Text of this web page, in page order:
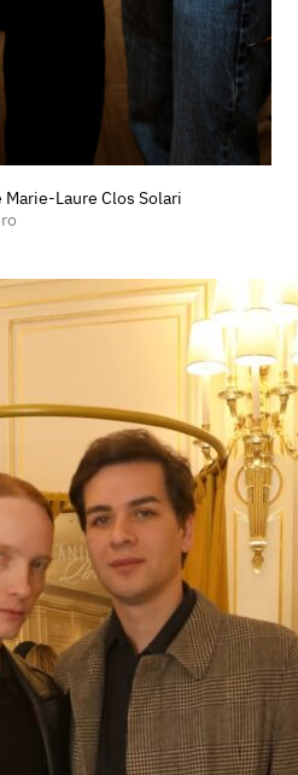
Marie-Laure Clos Solari